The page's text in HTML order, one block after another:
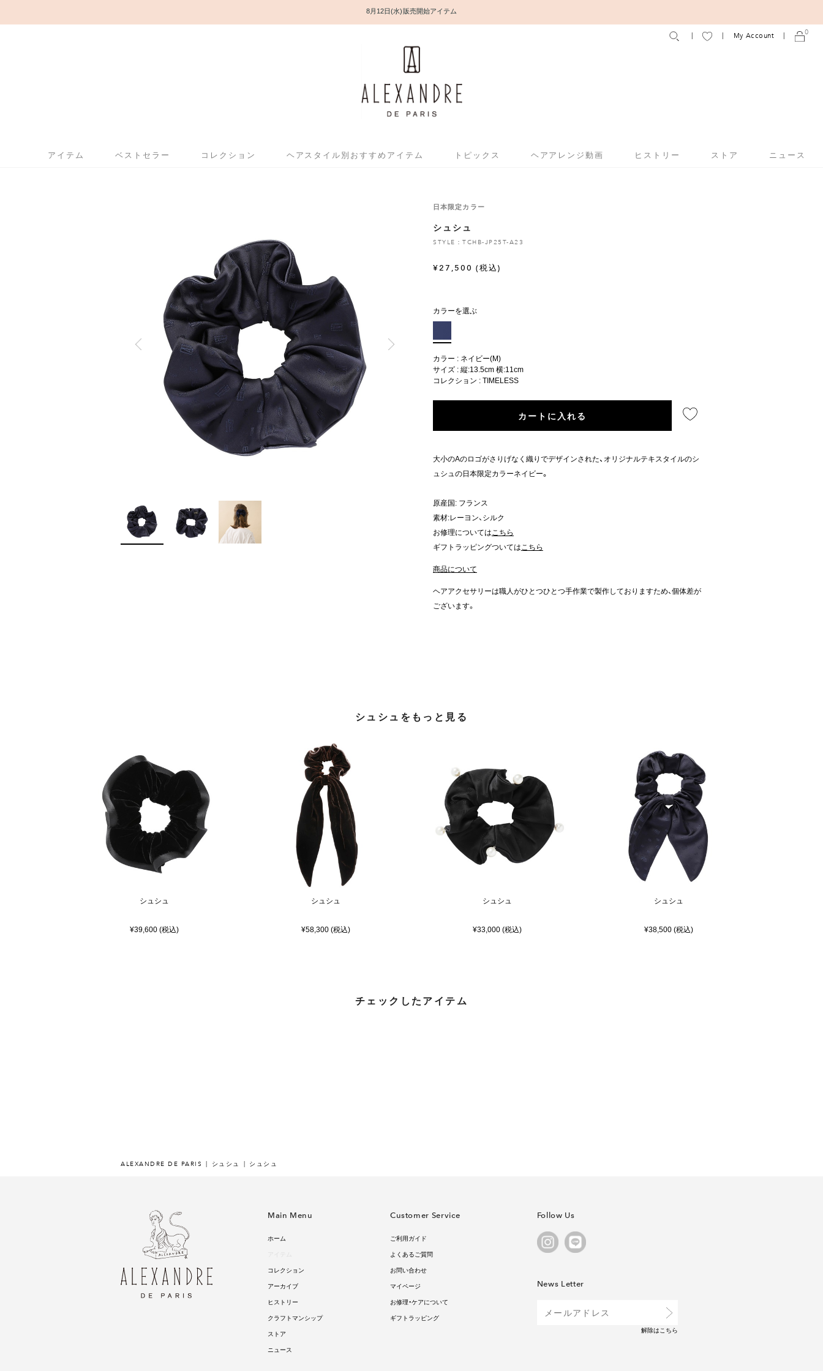
8月12日(水) 販売開始アイテム
アイテム ベストセラー コレクション ヘアスタイル別おすすめアイテム トピックス ヘアアレンジ動画 ヒストリー ストア ニュース
My Account 0
日本限定カラー
シュシュ
STYLE：TCHB-JP25T-A23
¥27,500 (税込)
カラーを選ぶ
カラー : ネイビー(M)
サイズ : 縦:13.5cm 横:11cm
コレクション :TIMELESS
カートに入れる
大小のAのロゴがさりげなく織りでデザインされた、オリジナルテキスタイルのシ
ュシュの日本限定カラーネイビー。
原産国: フランス
素材:レーヨン、シルク
お修理についてはこちら
ギフトラッピングついてはこちら
商品について
ヘアアクセサリーは職人がひとつひとつ手作業で製作しておりますため、個体差が
ございます。
シュシュをもっと見る
シュシュ
¥39,600 (税込)
シュシュ
¥58,300 (税込)
シュシュ
¥33,000 (税込)
シュシュ
¥38,500 (税込)
チェックしたアイテム
ALEXANDRE DE PARIS シュシュ シュシュ
Main Menu
ホーム
コレクション
アーカイブ
ヒストリー
クラフトマンシップ
ストア
ニュース
Customer Service
ご利用ガイド
よくあるご質問
お問い合わせ
マイページ
お修理・ケアについて
ギフトラッピング
Follow Us
News Letter
解除はこちら